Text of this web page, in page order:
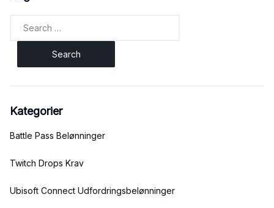
Search
Kategorier
Battle Pass Belønninger
Twitch Drops Krav
Ubisoft Connect Udfordringsbelønninger